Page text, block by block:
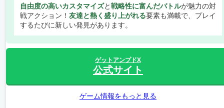
自由度の高いカスタマイズと戦略性に富んだバトルが魅力の対
戦アクション！ 友達と熱く盛り上がれる要素も満載で、プレイ
するたびに新しい発見があります。
ゲットアンプドX
公式サイト
ゲーム情報をもっと見る